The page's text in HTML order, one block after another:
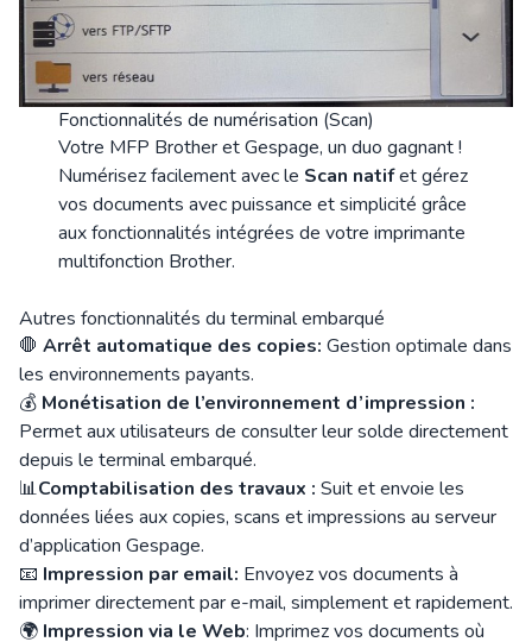
Fonctionnalités de numérisation (Scan)
Votre MFP Brother et Gespage, un duo gagnant !
Numérisez facilement avec le Scan natifet gérez
vos documents avec puissance et simplicité grâce
aux fonctionnalités intégrées de votre imprimante
multifonction Brother.
Autres fonctionnalités du terminal embarqué
🛑 Arrêt automatique des copies: Gestion optimale dans
les environnements payants.
💰 Monétisation de l’environnement d’impression :
Permet aux utilisateurs de consulter leur solde directement
depuis le terminal embarqué.
📊Comptabilisation des travaux : Suit et envoie les
données liées aux copies, scans et impressions au serveur
d’application Gespage.
📧 Impression par email: Envoyez vos documents à
imprimer directement par e-mail, simplement et rapidement.
🌍 Impression via le Web: Imprimez vos documents où